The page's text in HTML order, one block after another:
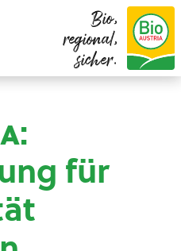
Bio,
regional,
sicher.
:
für